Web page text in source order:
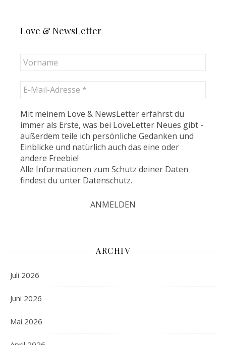
Love & NewsLetter
Mit meinem Love & NewsLetter erfährst du
immer als Erste, was bei LoveLetter Neues gibt -
außerdem teile ich persönliche Gedanken und
Einblicke und natürlich auch das eine oder
andere Freebie!
Alle Informationen zum Schutz deiner Daten
findest du unter Datenschutz.
ARCHIV
Juli 2026
Juni 2026
Mai 2026